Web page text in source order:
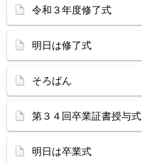
令和３年度修了式
明日は修了式
そろばん
第３４回卒業証書授与式
明日は卒業式